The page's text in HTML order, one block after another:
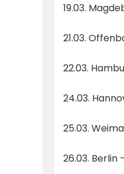
19.03.
21.03.
22.03.
24.03.
25.03.
26.03. Berlin